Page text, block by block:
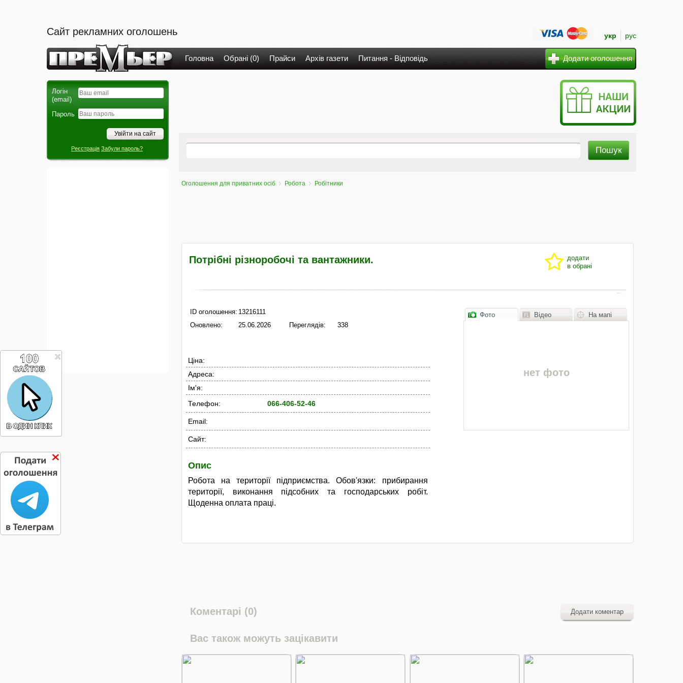
Сайт рекламних оголошень укр рус
Головна Обрані (0) Прайси Архів газети Питання - Відповідь Додати оголошення
Логін
(email)
Пароль
Реєстрація Забули пароль?
Оголошення для приватних осіб Робота Робітники
Потрібні різноробочі та вантажники.
додати
в обрані
ID оголошення: 13216111
Оновлено:
25.06.2026 Переглядів: 338
Ціна:
Адреса:
Ім'я:
Телефон:
066-406-52-46
Email:
Сайт:
Опис
Робота на території підприємства. Обов'язки: прибирання
території, виконання підсобних та господарських робіт.
Щоденна оплата праці.
Фото Відео На мапі
нет фото
Коментарі (0) Додати коментар
Вас також можуть зацікавити